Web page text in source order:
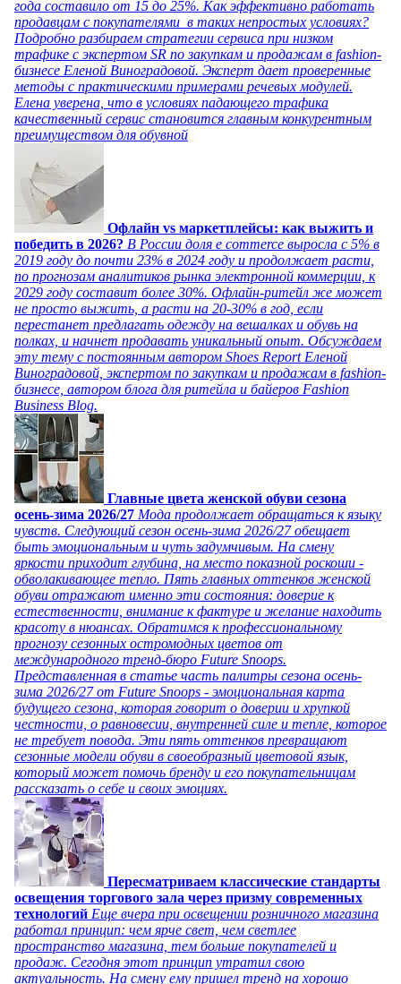
года составило от 15 до 25%. Как эффективно работать
продавцам с покупателями в таких непростых условиях?
Подробно разбираем стратегии сервиса при низком
трафике с экспертом SR по закупкам и продажам в fashion-
бизнесе Еленой Виноградовой. Эксперт дает проверенные
методы с практическими примерами речевых модулей.
Елена уверена, что в условиях падающего трафика
качественный сервис становится главным конкурентным
преимуществом для обувной
Офлайн vs маркетплейсы: как выжить и
победить в 2026? В России доля e commerce выросла с 5% в
2019 году до почти 23% в 2024 году и продолжает расти,
по прогнозам аналитиков рынка электронной коммерции, к
2029 году составит более 30%. Офлайн-ритейл же может
не просто выжить, а расти на 20-30% в год, если
перестанет предлагать одежду на вешалках и обувь на
полках, и начнет продавать уникальный опыт. Обсуждаем
эту тему с постоянным автором Shoes Report Еленой
Виноградовой, экспертом по закупкам и продажам в fashion-
бизнесе, автором блога для ритейла и байеров Fashion
Business Blog.
Главные цвета женской обуви сезона
осень-зима 2026/27 Мода продолжает обращаться к языку
чувств. Следующий сезон осень-зима 2026/27 обещает
быть эмоциональным и чуть задумчивым. На смену
яркости приходит глубина, на место показной роскоши -
обволакивающее тепло. Пять главных оттенков женской
обуви отражают именно эти состояния: доверие к
естественности, внимание к фактуре и желание находить
красоту в нюансах. Обратимся к профессиональному
прогнозу сезонных остромодных цветов от
международного тренд-бюро Future Snoops.
Представленная в статье часть палитры сезона осень-
зима 2026/27 от Future Snoops - эмоциональная карта
будущего сезона, которая говорит о доверии и хрупкой
честности, о равновесии, внутренней силе и тепле, которое
не требует повода. Эти пять оттенков превращают
сезонные модели обуви в своеобразный цветовой язык,
который может помочь бренду и его покупательницам
рассказать о себе и своих эмоциях.
Пересматриваем классические стандарты
освещения торгового зала через призму современных
технологий Еще вчера при освещении розничного магазина
работал принцип: чем ярче свет, чем светлее
пространство магазина, тем больше покупателей и
продаж. Сегодня этот принцип утратил свою
актуальность. На смену ему пришел тренд на хорошо